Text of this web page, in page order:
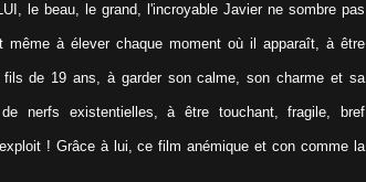
le beau, le grand, l'incroyable Javier ne sombre pas
à élever chaque moment où il apparaît, à être
de 19 ans, à garder son calme, son charme et sa
nerfs existentielles, à être touchant, fragile, bref
! Grâce à lui, ce film anémique et con comme la